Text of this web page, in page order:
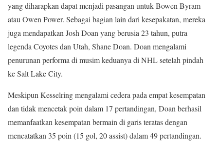
yang diharapkan dapat menjadi pasangan untuk Bowen Byram
atau Owen Power. Sebagai bagian lain dari kesepakatan, mereka
juga mendapatkan Josh Doan yang berusia 23 tahun, putra
legenda Coyotes dan Utah, Shane Doan. Doan mengalami
penurunan performa di musim keduanya di NHL setelah pindah
ke Salt Lake City.
Meskipun Kesselring mengalami cedera pada empat kesempatan
dan tidak mencetak poin dalam 17 pertandingan, Doan berhasil
memanfaatkan kesempatan bermain di garis teratas dengan
mencatatkan 35 poin (15 gol, 20 assist) dalam 49 pertandingan.